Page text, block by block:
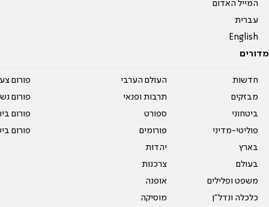
המייל האדום
עברית
English
מדורים
חדשות
מבזקים
ביטחוני
פוליטי-מדיני
בארץ
בעולם
משפט ופלילים
כלכלה ונדל"ן
העולם הערבי
תרבות ופנאי
ספורט
פורומים
יהדות
צרכנות
אופנה
מוסיקה
פורום
פורום
פורום
פורום